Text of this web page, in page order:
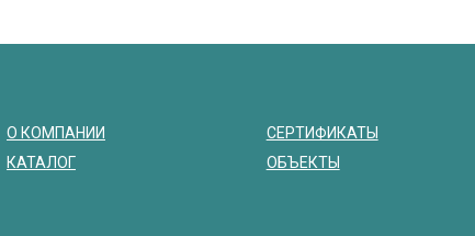
О КОМПАНИИ
КАТАЛОГ
СЕРТИФИКАТЫ
ОБЪЕКТЫ